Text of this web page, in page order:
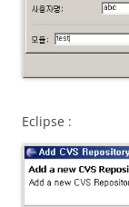
Eclipse :